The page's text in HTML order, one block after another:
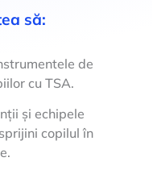
să:
de
cu TSA.
și echipele
copilul în